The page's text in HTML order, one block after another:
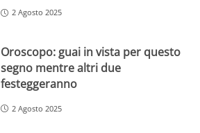
2 Agosto 2025
Oroscopo: guai in vista per questo
segno mentre altri due
festeggeranno
2 Agosto 2025